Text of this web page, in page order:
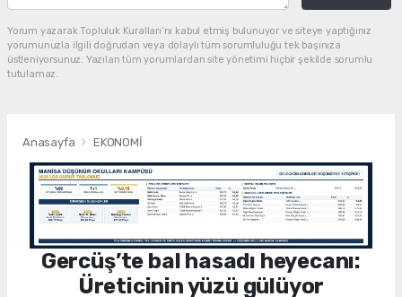
Yorum yazarak Topluluk Kuralları’nı kabul etmiş bulunuyor ve siteye yaptığınız
yorumunuzla ilgili doğrudan veya dolaylı tüm sorumluluğu tek başınıza
üstleniyorsunuz. Yazılan tüm yorumlardan site yönetimi hiçbir şekilde sorumlu
tutulamaz.
Anasayfa EKONOMİ
Gercüş’te bal hasadı heyecanı:
Üreticinin yüzü gülüyor